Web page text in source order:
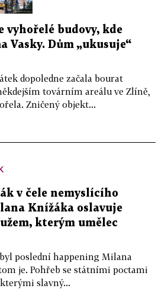
vyhořelé budovy, kde
Vasky. Dům „ukusuje“
dopoledne začala bourat
továrním areálu ve Zlíně,
Zničený objekt...
v čele nemyslícího
Knížáka oslavuje
kterým umělec
poslední happening Milana
je. Pohřeb se státními poctami
slavný...